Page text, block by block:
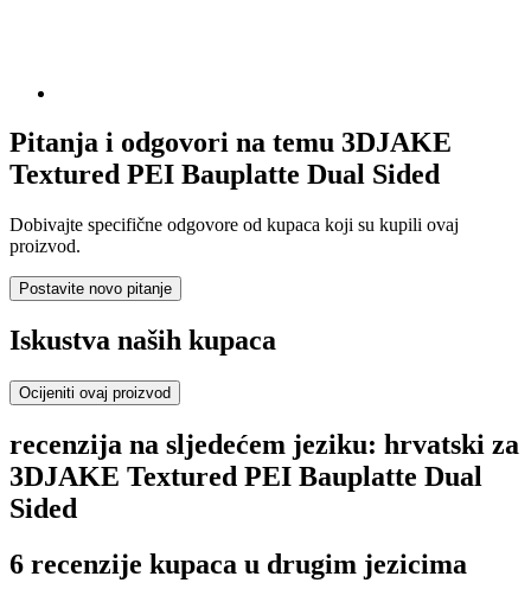
Pitanja i odgovori na temu 3DJAKE
Textured PEI Bauplatte Dual Sided
Dobivajte specifične odgovore od kupaca koji su kupili ovaj
proizvod.
Postavite novo pitanje
Iskustva naših kupaca
Ocijeniti ovaj proizvod
recenzija na sljedećem jeziku: hrvatski za
3DJAKE Textured PEI Bauplatte Dual
Sided
6 recenzije kupaca u drugim jezicima